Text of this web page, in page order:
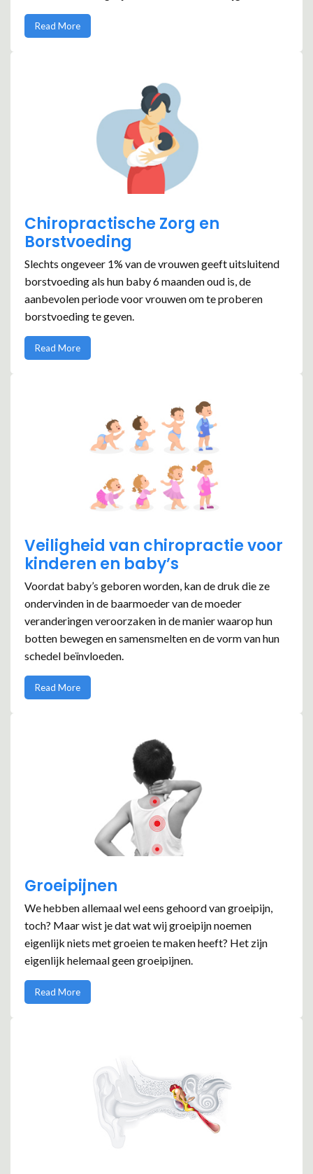
Read More
Chiropractische Zorg en
Borstvoeding
Slechts ongeveer 1% van de vrouwen geeft uitsluitend
borstvoeding als hun baby 6 maanden oud is, de
aanbevolen periode voor vrouwen om te proberen
borstvoeding te geven.
Read More
Veiligheid van chiropractie voor
kinderen en baby’s
Voordat baby’s geboren worden, kan de druk die ze
ondervinden in de baarmoeder van de moeder
veranderingen veroorzaken in de manier waarop hun
botten bewegen en samensmelten en de vorm van hun
schedel beïnvloeden.
Read More
Groeipijnen
We hebben allemaal wel eens gehoord van groeipijn,
toch? Maar wist je dat wat wij groeipijn noemen
eigenlijk niets met groeien te maken heeft? Het zijn
eigenlijk helemaal geen groeipijnen.
Read More